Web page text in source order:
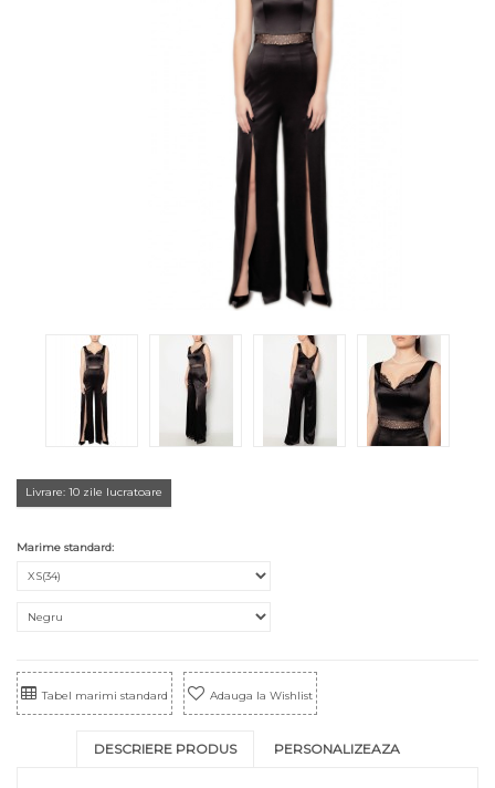
Livrare: 10 zile lucratoare
Marime standard:
Tabel marimi standard Adauga la Wishlist
DESCRIERE PRODUS PERSONALIZEAZA